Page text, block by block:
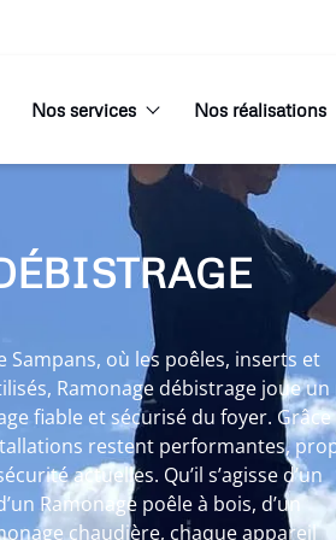
Nos services Nos réalisations
où les poêles, inserts et
Ramonage débistrage joue un
fiable et sécurisé du foyer. Grâce
restent performantes,
actuelles. Qu’il s’agisse d’un
Ramonage poêle à bois, d’un
chaudière, chaque appareil